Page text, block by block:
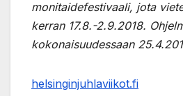
monitaidefestivaali, jota
kerran 17.8.-2.9.2018.
kokonaisuudessaan
helsinginjuhlaviikot.fi